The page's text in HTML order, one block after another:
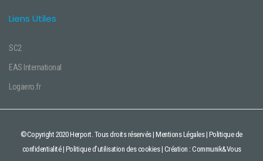
Liens Utiles
SC2
EAS International
Logaero.fr
©Copyright 2020 Herport. Tous droits réservés |Mentions Légales| Politique de
confidentialité| Politique d’utilisation des cookies| Création : Communik&Vous